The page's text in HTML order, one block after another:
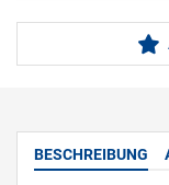
BESCHREIBUNG